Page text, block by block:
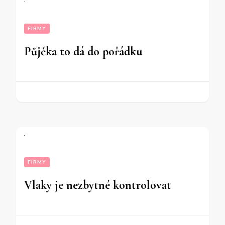
FIRMY
Půjčka to dá do pořádku
FIRMY
Vlaky je nezbytné kontrolovat